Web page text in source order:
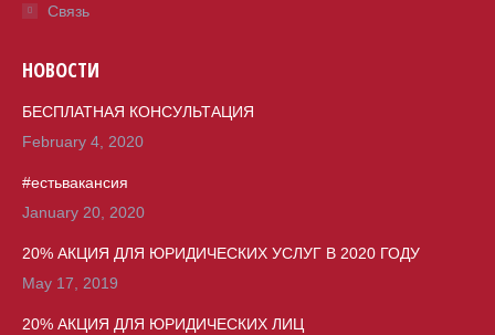
Связь
НОВОСТИ
БЕСПЛАТНАЯ КОНСУЛЬТАЦИЯ
February 4, 2020
#естьвакансия
January 20, 2020
20% АКЦИЯ ДЛЯ ЮРИДИЧЕСКИХ УСЛУГ В 2020 ГОДУ
May 17, 2019
20% АКЦИЯ ДЛЯ ЮРИДИЧЕСКИХ ЛИЦ